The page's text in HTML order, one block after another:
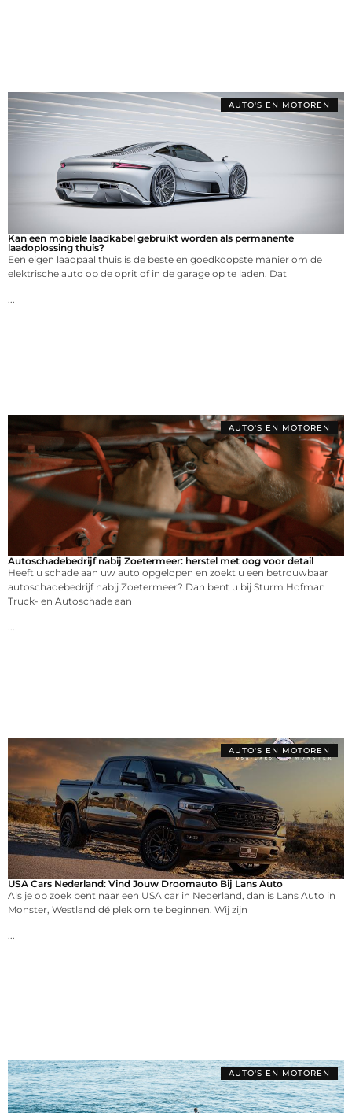
AUTO'S EN MOTOREN
Kan een mobiele laadkabel gebruikt worden als permanente
laadoplossing thuis?
Een eigen laadpaal thuis is de beste en goedkoopste manier om de
elektrische auto op de oprit of in de garage op te laden. Dat
AUTO'S EN MOTOREN
Autoschadebedrijf nabij Zoetermeer: herstel met oog voor detail
Heeft u schade aan uw auto opgelopen en zoekt u een betrouwbaar
autoschadebedrijf nabij Zoetermeer? Dan bent u bij Sturm Hofman
Truck- en Autoschade aan
AUTO'S EN MOTOREN
USA Cars Nederland: Vind Jouw Droomauto Bij Lans Auto
Als je op zoek bent naar een USA car in Nederland, dan is Lans Auto in
Monster, Westland dé plek om te beginnen. Wij zijn
AUTO'S EN MOTOREN